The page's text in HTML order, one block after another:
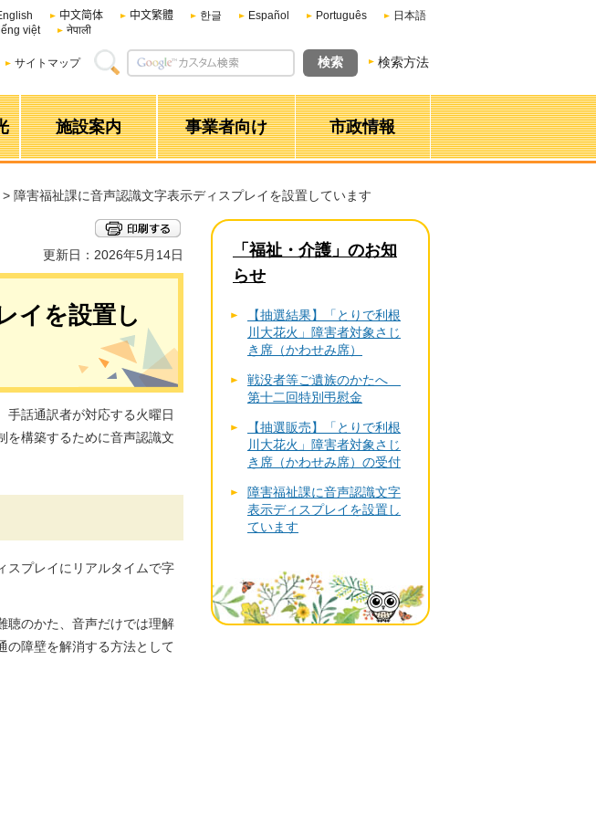
中文简体 中文繁體 한글 Español Português
日本語
việt
नेपाली
サイトマップ 検索方法
施設案内 事業者向け 市政情報
> 障害福祉課に音声認識文字表示ディスプレイを設置しています
更新日：2026年5月14日
イを設置し
手話通訳者が対応する火曜日
を構築するために音声認識文
スプレイにリアルタイムで字
聴のかた、音声だけでは理解
の障壁を解消する方法として
「福祉・介護」のお知
らせ
【抽選結果】「とりで利根
川大花火」障害者対象さじ
き席（かわせみ席）
戦没者等ご遺族のかたへ
第十二回特別弔慰金
【抽選販売】「とりで利根
川大花火」障害者対象さじ
き席（かわせみ席）の受付
障害福祉課に音声認識文字
表示ディスプレイを設置し
ています